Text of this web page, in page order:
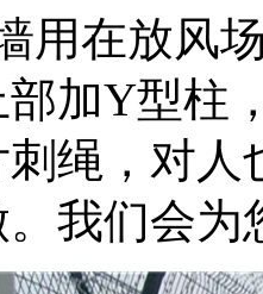
用在放风
加Y型柱
绳，对
我们会